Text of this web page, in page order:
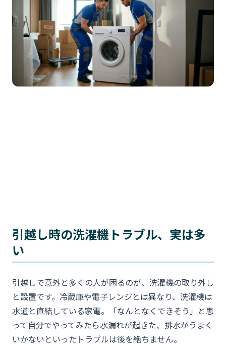
引越し時の洗濯機トラブル、実は多
い
引越しで意外と多くの人が困るのが、洗濯機の取り外し
と設置です。冷蔵庫や電子レンジとは異なり、洗濯機は
水道と直結している家電。「なんとなくできそう」と思
って自分でやってみたら水漏れが起きた、排水がうまく
いかないといったトラブルは後を絶ちません。